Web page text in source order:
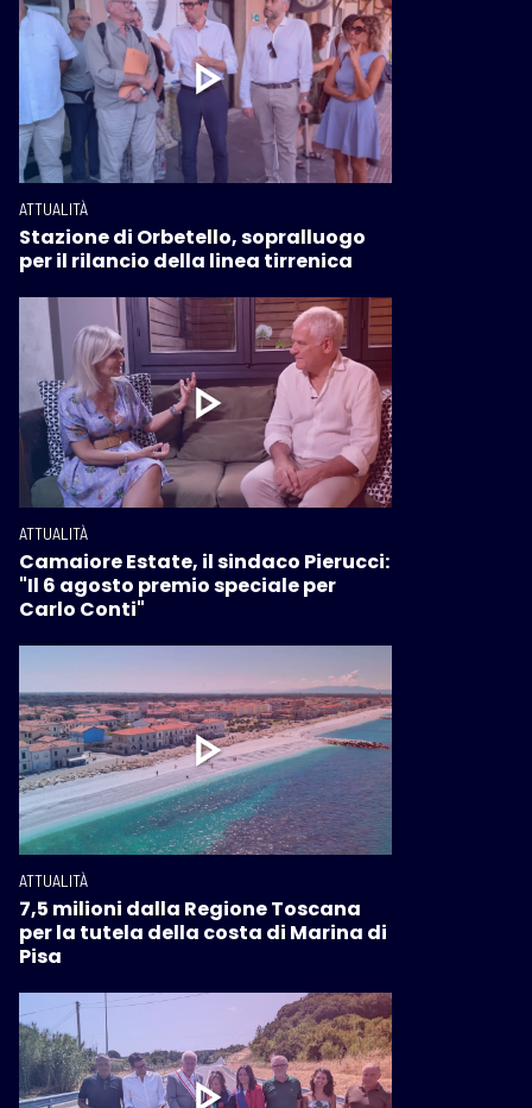
ATTUALITÀ
Stazione di Orbetello, sopralluogo
per il rilancio della linea tirrenica
ATTUALITÀ
Camaiore Estate, il sindaco Pierucci:
"Il 6 agosto premio speciale per
Carlo Conti"
ATTUALITÀ
7,5 milioni dalla Regione Toscana
per la tutela della costa di Marina di
Pisa